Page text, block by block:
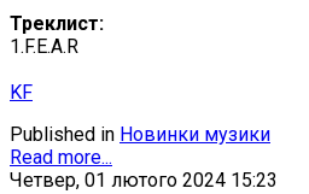
Треклист:
1.F.E.A.R
KF
Published in Новинки музики
Read more...
Четвер, 01 лютого 2024 15:23